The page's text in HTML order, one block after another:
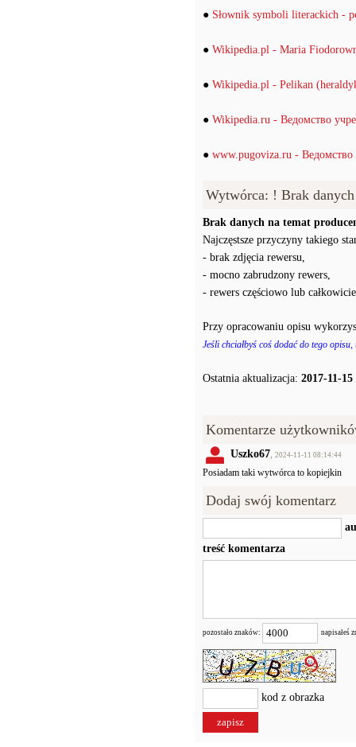
● Słownik symboli literackich -
● Wikipedia.pl - Maria
● Wikipedia.pl - Pelikan
● Wikipedia.ru - Ведомство
● www.pugoviza.ru -
Wytwórca: ! Brak danych
Brak danych na temat
Najczęstsze przyczyny takiego
- brak zdjęcia rewersu,
- mocno zabrudzony rewers,
- rewers częściowo lub
Przy opracowaniu opisu
Jeśli chciałbyś coś dodać do tego
Ostatnia aktualizacja: 2017-11-15
Komentarze
Uszko67, 2024-11-11 08:14:44
Posiadam taki wytwórca to kopiejkin
Dodaj swój komentarz
treść komentarza
pozostało znaków: napisałeś
kod z obrazka